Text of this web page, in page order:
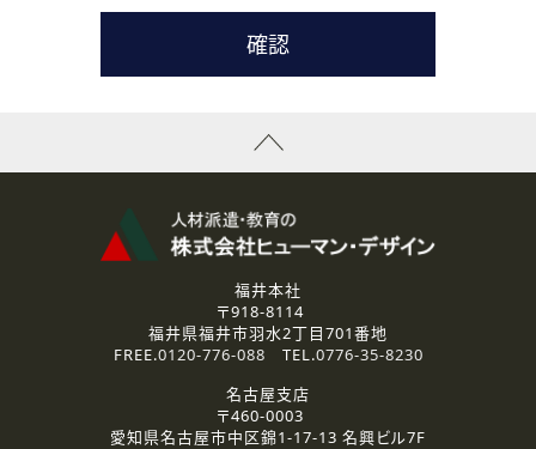
たします。
( 3 ) スタッフ派遣を検討されている企業の皆様
お問い合わせの内容に回答するために利用いたします。
なお、ご連絡手段は、電話・Ｅメールのいずれかの方法とい
資料送付、受講相談に関するご連絡のために利用いたしま
その他、お問い合わせの内容に回答するために利用いたし
なお、ご連絡手段は、電話・Ｅメールのいずれかの方法とい
2.個人情報の第三者提供
ご提供いただいた個人情報は、法令等の規定に従う場合を除き、
3.個人情報の取り扱いの委託
弊社の定める個人情報保護の評価基準を満たした委託先に、個
福井本社
〒918-8114
福井県福井市羽水2丁目701番地
FREE.0120-776-088 TEL.0776-35-8230
名古屋支店
〒460-0003
愛知県名古屋市中区錦1-17-13 名興ビル7F